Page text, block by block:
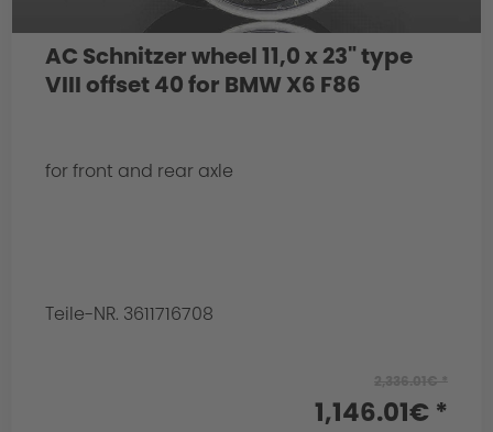
AC Schnitzer wheel 11,0 x 23" type
VIII offset 40 for BMW X6 F86
for front and rear axle
Teile-NR. 3611716708
1,146.01€ *